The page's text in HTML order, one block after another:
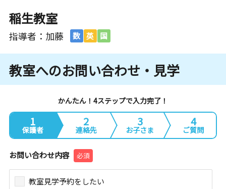
稲生教室
指導者：加藤 数 英 国
教室へのお問い合わせ・見学
かんたん！4ステップで入力完了！
1
保護者
2
連絡先
3
お子さま
4
ご質問
お問い合わせ内容 必須
教室見学予約をしたい